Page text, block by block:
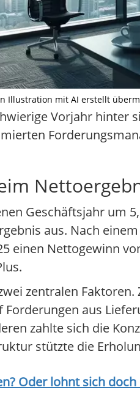
Illustration mit AI erstellt
Vorjahr hinter
Geschäftsjahr um
aus. Nach
einen Nettogewinn
zentralen
aus
zahlte sich die
stützte die
Oder lohnt sich doch